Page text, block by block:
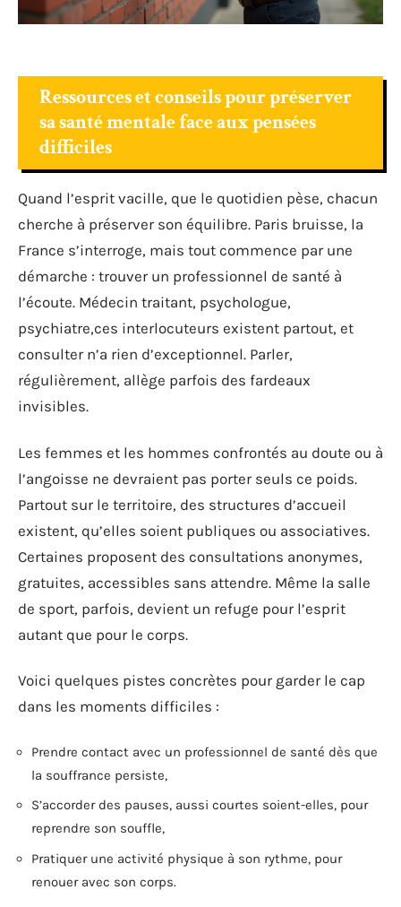
Ressources et conseils pour préserver
sa santé mentale face aux pensées
difficiles
Quand l’esprit vacille, que le quotidien pèse, chacun
cherche à préserver son équilibre. Paris bruisse, la
France s’interroge, mais tout commence par une
démarche : trouver un professionnel de santé à
l’écoute. Médecin traitant, psychologue,
psychiatre,ces interlocuteurs existent partout, et
consulter n’a rien d’exceptionnel. Parler,
régulièrement, allège parfois des fardeaux
invisibles.
Les femmes et les hommes confrontés au doute ou à
l’angoisse ne devraient pas porter seuls ce poids.
Partout sur le territoire, des structures d’accueil
existent, qu’elles soient publiques ou associatives.
Certaines proposent des consultations anonymes,
gratuites, accessibles sans attendre. Même la salle
de sport, parfois, devient un refuge pour l’esprit
autant que pour le corps.
Voici quelques pistes concrètes pour garder le cap
dans les moments difficiles :
Prendre contact avec un professionnel de santé dès que
la souffrance persiste,
S’accorder des pauses, aussi courtes soient-elles, pour
reprendre son souffle,
Pratiquer une activité physique à son rythme, pour
renouer avec son corps.